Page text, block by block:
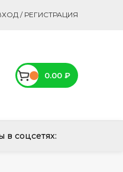
/ РЕГИСТРАЦИЯ
0.00 ₽
в соцсетях: